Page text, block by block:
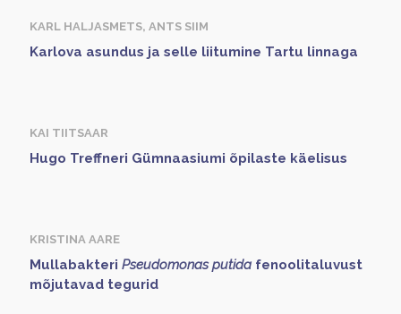
KARL HALJASMETS, ANTS SIIM
Karlova asundus ja selle liitumine Tartu linnaga
KAI TIITSAAR
Hugo Treffneri Gümnaasiumi õpilaste käelisus
KRISTINA AARE
Mullabakteri Pseudomonas putida fenoolitaluvust
mõjutavad tegurid